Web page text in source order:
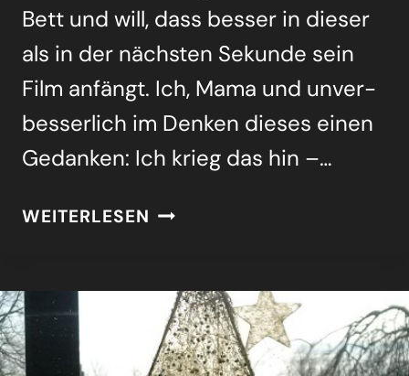
Bett und will, dass bes­ser in die­ser
als in der nächs­ten Sekun­de sein
Film anfängt. Ich, Mama und unver­
bes­ser­lich im Den­ken die­ses einen
Gedan­ken: Ich krieg das hin –…
WEITERLESEN BANA­
SCHE